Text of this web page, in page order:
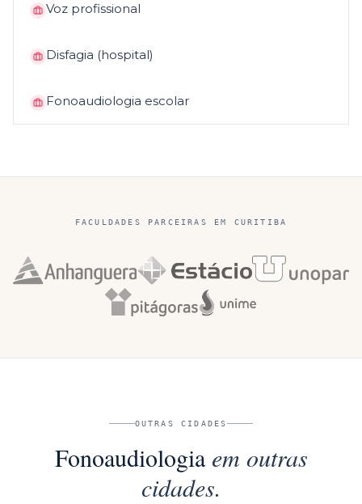
Voz profissional
Disfagia (hospital)
Fonoaudiologia escolar
FACULDADES PARCEIRAS EM CURITIBA
OUTRAS CIDADES
Fonoaudiologia em outras
cidades.